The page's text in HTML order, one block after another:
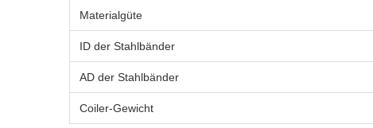
Materialgüte
ID der Stahlbänder
AD der Stahlbänder
Coiler-Gewicht